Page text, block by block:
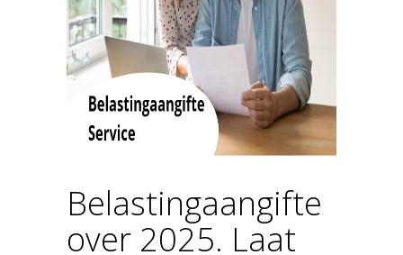
Belastingaangifte
over 2025. Laat